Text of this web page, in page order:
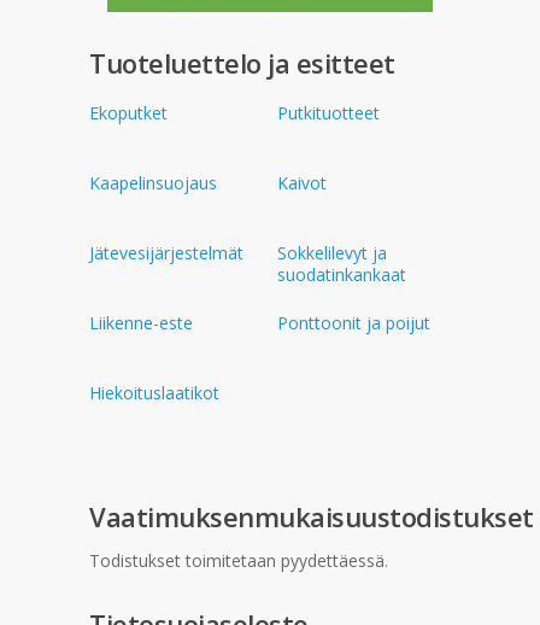
Tuoteluettelo ja esitteet
Ekoputket Putkituotteet
Kaapelinsuojaus Kaivot
Jätevesijärjestelmät
Sokkelilevyt ja
suodatinkankaat
Liikenne-este Ponttoonit ja poijut
Hiekoituslaatikot
Vaatimuksenmukaisuustodistukset
Todistukset toimitetaan pyydettäessä.